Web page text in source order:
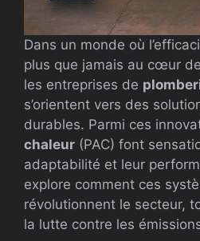
Dans un monde où
plus que jamais au cœur
les entreprises de
s’orientent vers des
durables. Parmi ces
chaleur (PAC) font
adaptabilité et leur
explore comment ces
révolutionnent le secteur,
la lutte contre les